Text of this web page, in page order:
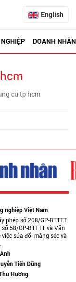
English
DOANH NHÂN
cu tp hcm
nghiệp Việt Nam
phép số 208/GP-BTTTT
58/GP-BTTTT và Văn
sửa đổi măng séc và
Tiến Dũng
Hương